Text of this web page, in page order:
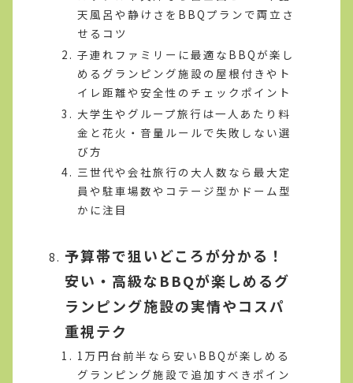
天風呂や静けさをBBQプランで両立さ
せるコツ
子連れファミリーに最適なBBQが楽し
めるグランピング施設の屋根付きやト
イレ距離や安全性のチェックポイント
大学生やグループ旅行は一人あたり料
金と花火・音量ルールで失敗しない選
び方
三世代や会社旅行の大人数なら最大定
員や駐車場数やコテージ型かドーム型
かに注目
予算帯で狙いどころが分かる！
安い・高級なBBQが楽しめるグ
ランピング施設の実情やコスパ
重視テク
1万円台前半なら安いBBQが楽しめる
グランピング施設で追加すべきポイン